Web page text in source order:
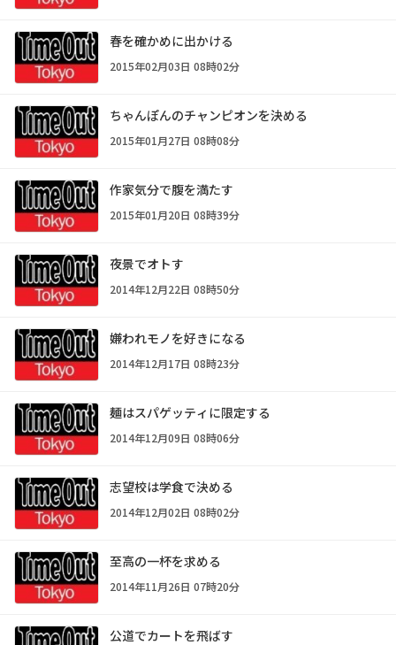
春を確かめに出かける
2015年02月03日 08時02分
ちゃんぽんのチャンピオンを決める
2015年01月27日 08時08分
作家気分で腹を満たす
2015年01月20日 08時39分
夜景でオトす
2014年12月22日 08時50分
嫌われモノを好きになる
2014年12月17日 08時23分
麺はスパゲッティに限定する
2014年12月09日 08時06分
志望校は学食で決める
2014年12月02日 08時02分
至高の一杯を求める
2014年11月26日 07時20分
公道でカートを飛ばす